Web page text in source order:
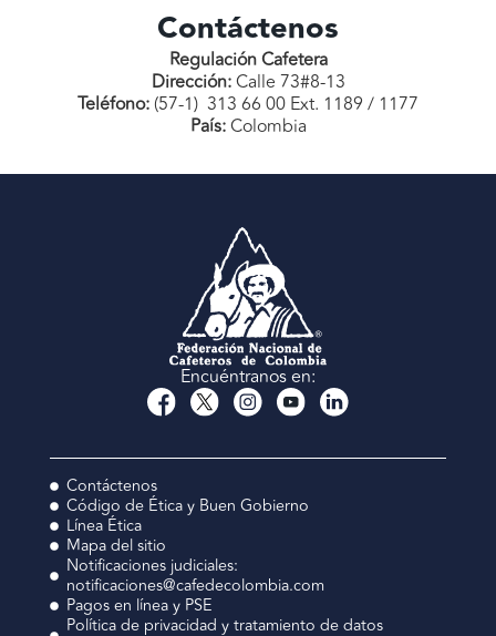
Contáctenos
Regulación Cafetera
Dirección:Calle 73#8-13
Teléfono:(57-1) 313 66 00 Ext. 1189 / 1177
País:Colombia
Encuéntranos en:
Contáctenos
Código de Ética y Buen Gobierno
Línea Ética
Mapa del sitio
Notificaciones judiciales:
notificaciones@cafedecolombia.com
Pagos en línea y PSE
Política de privacidad y tratamiento de datos